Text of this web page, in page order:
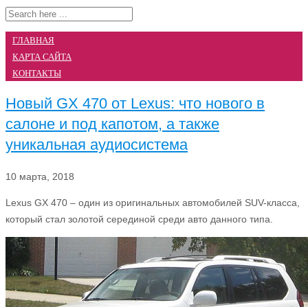
ГЛАВНАЯ
КАРТА САЙТА
КОНТАКТЫ
Новый GX 470 от Lexus: что нового в
салоне и под капотом, а также
уникальная аудиосистема
10 марта, 2018
Lexus GX 470 – один из оригинальных автомобилей SUV-класса,
который стал золотой серединой среди авто данного типа.